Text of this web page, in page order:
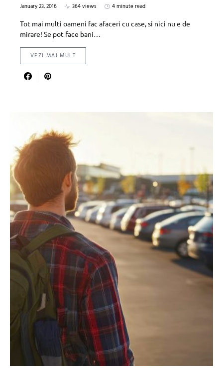
January 23, 2016 364 views
4 minute read
Tot mai multi oameni fac afaceri cu case, si nici nu e de
mirare! Se pot face bani…
VEZI MAI MULT